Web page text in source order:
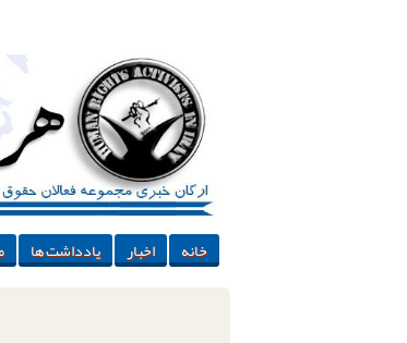
خانه اخبار یادداشت ها